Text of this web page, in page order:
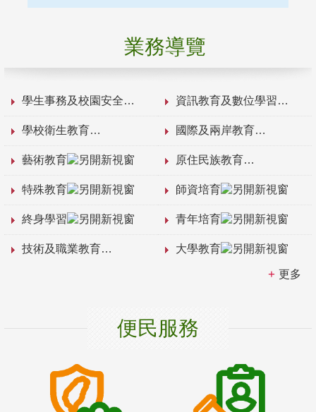
業務導覽
學生事務及校園安全 資訊教育及數位學習
學校衛生教育 國際及兩岸教育
藝術教育 原住民族教育
特殊教育 師資培育
終身學習 青年培育
技術及職業教育 大學教育
更多
便民服務